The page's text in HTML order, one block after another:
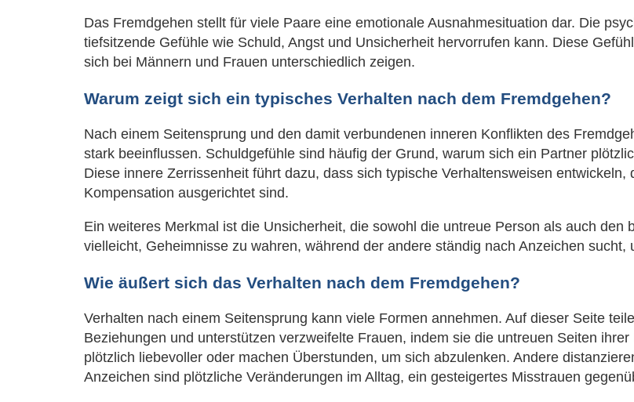
Das Fremdgehen stellt für viele Paare eine emotionale Ausnahmesituation dar. Die
tiefsitzende Gefühle wie Schuld, Angst und Unsicherheit hervorrufen kann. Diese
sich bei Männern und Frauen unterschiedlich zeigen.
Warum zeigt sich ein typisches Verhalten nach dem Fremdgehen?
Nach einem Seitensprung und den damit verbundenen inneren Konflikten des
stark beeinflussen. Schuldgefühle sind häufig der Grund, warum sich ein Partner
Diese innere Zerrissenheit führt dazu, dass sich typische Verhaltensweisen
Kompensation ausgerichtet sind.
Ein weiteres Merkmal ist die Unsicherheit, die sowohl die untreue Person als auch den
vielleicht, Geheimnisse zu wahren, während der andere ständig nach Anzeichen sucht,
Wie äußert sich das Verhalten nach dem Fremdgehen?
Verhalten nach einem Seitensprung kann viele Formen annehmen. Auf dieser Seite
Beziehungen und unterstützen verzweifelte Frauen, indem sie die untreuen Seiten
plötzlich liebevoller oder machen Überstunden, um sich abzulenken. Andere
Anzeichen sind plötzliche Veränderungen im Alltag, ein gesteigertes Misstrauen